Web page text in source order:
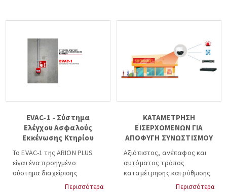
EVAC-1 - Σύστημα
Ελέγχου Ασφαλούς
Εκκένωσης Κτηρίου
Το EVAC-1 της ARION PLUS
είναι ένα προηγμένο
σύστημα διαχείρισης
ασφαλούς εκκένωσηςΠερισσότερα
ΚΑΤΑΜΕΤΡΗΣΗ
ΕΙΣΕΡΧΟΜΕΝΩΝ ΓΙΑ
ΑΠΟΦΥΓΗ ΣΥΝΩΣΤΙΣΜΟΥ
Αξιόπιστος, ανέπαφος και
αυτόματος τρόπος
καταμέτρησης και ρύθμισης
της ροής των επισκεπτών σε
Περισσότερα